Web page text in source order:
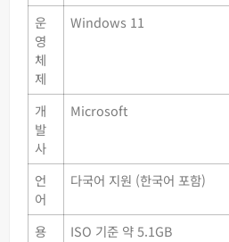
운
영
체
제
Windows 11
개
발
사
Microsoft
언
어
다국어 지원 (한국어 포함)
용
ISO 기준 약 5.1GB